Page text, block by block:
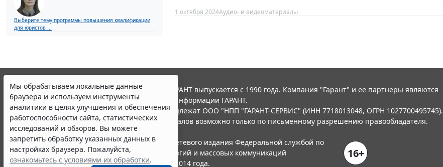
Выберите тему программы повышения квалификации
для юристов ...
1 октября 2024Аудио- и видеоматериалы
Мы обрабатываем локальные данные
браузера и используем инструменты
аналитики в целях улучшения и обеспечения
работоспособности сайта, статистических
исследований и обзоров. Вы можете
запретить обработку указанных данных в
настройках браузера. Пожалуйста,
ознакомьтесь с условиями их обработки.
© ООО "НПП "ГАРАНТ-СЕРВИС", 2026. Система ГАРАНТ выпускается с 1990 года. Компания "Гарант" и ее партнеры являются
участниками Российской ассоциации правовой информации ГАРАНТ.
Все права на материалы сайта ГАРАНТ.РУ принадлежат ООО "НПП "ГАРАНТ-СЕРВИС" (ИНН 7718013048, ОГРН 1027700495745).
Полное или частичное воспроизведение материалов возможно только по письменному разрешению правообладателя.
Правила использования портала.
Портал ГАРАНТ.РУ зарегистрирован в качестве сетевого издания Федеральной службой по
надзору в сфере связи,информационных технологий и массовых коммуникаций
(Роскомнадзором), Эл № ФС77-58365 от 18 июня 2014 года.
16+